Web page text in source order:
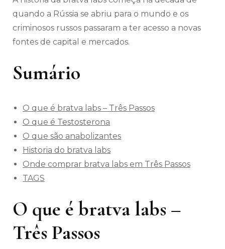
quando a Rússia se abriu para o mundo e os
criminosos russos passaram a ter acesso a novas
fontes de capital e mercados.
Sumário
O que é bratva labs – Três Passos
O que é Testosterona
O que são anabolizantes
Historia do bratva labs
Onde comprar bratva labs em Três Passos
TAGS
O que é bratva labs –
Três Passos